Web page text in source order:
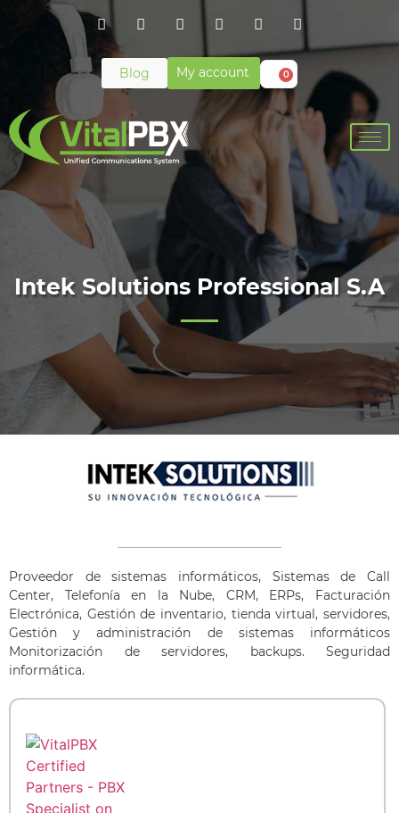
Blog My account 0
Intek Solutions Professional S.A
Proveedor de sistemas informáticos, Sistemas de Call
Center, Telefonía en la Nube, CRM, ERPs, Facturación
Electrónica, Gestión de inventario, tienda virtual, servidores,
Gestión y administración de sistemas informáticos
Monitorización de servidores, backups. Seguridad
informática.